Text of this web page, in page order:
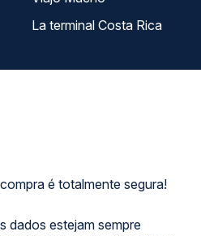
é totalmente segura!
dados estejam sempre
La terminal Costa Rica